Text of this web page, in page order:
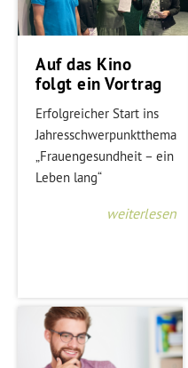
Auf das Kino
folgt ein Vortrag
Erfolgreicher Start ins
Jahresschwerpunktthema
„Frauengesundheit – ein
Leben lang“
weiterlesen